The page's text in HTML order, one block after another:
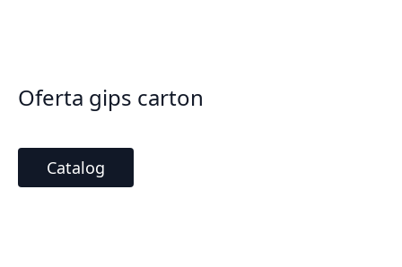
Oferta gips carton
Catalog